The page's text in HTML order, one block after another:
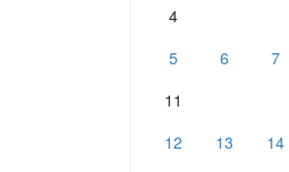
4
5
6 7
11
12
13 14